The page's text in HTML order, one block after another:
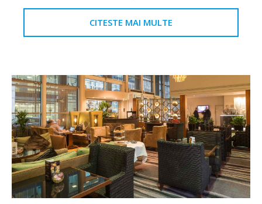
CITESTE MAI MULTE